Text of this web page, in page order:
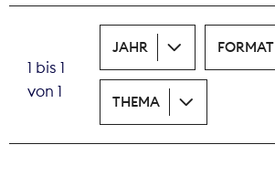
Theodor-Wolff-Preis
1 bis 1
von 1
JAHR FORMAT
THEMA